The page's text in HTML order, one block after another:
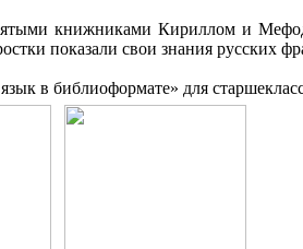
книжниками Кириллом и
показали свои знания русских
в библиоформате» для